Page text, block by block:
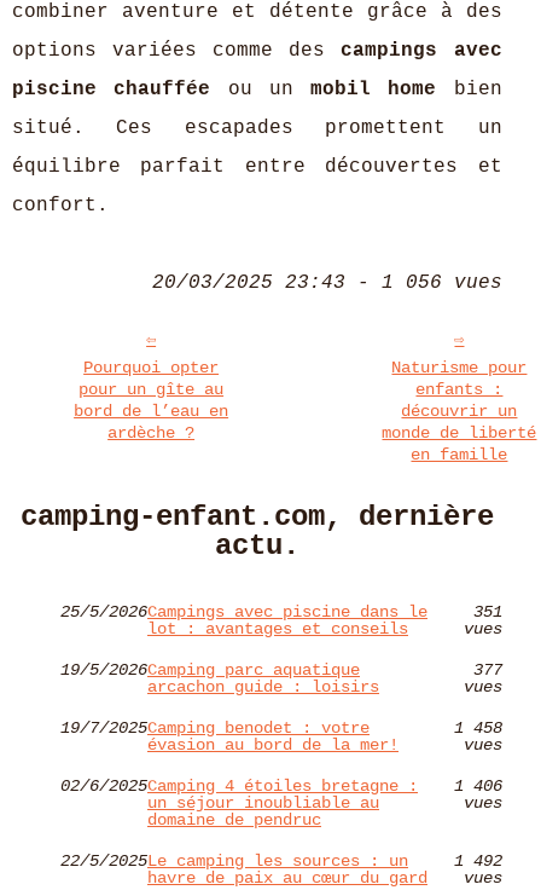
combiner aventure et détente grâce à des
options variées comme descampings avec
piscine chauffée ou unmobil home bien
situé. Ces escapades promettent un
équilibre parfait entre découvertes et
confort.
20/03/2025 23:43 - 1 056 vues
Pourquoi opter
pour un gîte au
bord de l’eau en
ardèche ?
Naturisme pour
enfants :
découvrir un
monde de liberté
en famille
camping-enfant.com, dernière
actu.
25/5/2026Campings avec piscine dans le
lot : avantages et conseils
351
vues
19/5/2026Camping parc aquatique
arcachon guide : loisirs
377
vues
19/7/2025Camping benodet : votre
évasion au bord de la mer!
1 458
vues
02/6/2025Camping 4 étoiles bretagne :
un séjour inoubliable au
domaine de pendruc
1 406
vues
22/5/2025Le camping les sources : un
havre de paix au cœur du gard
1 492
vues